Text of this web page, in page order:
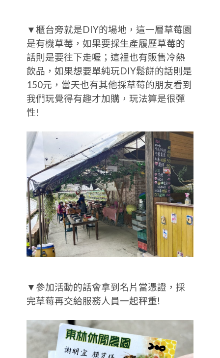
▼櫃台旁就是DIY的場地，這一層草莓園
是有機草莓，如果要採生產履歷草莓的
話則是要往下走喔；這裡也有販售冷熱
飲品，如果想要單純玩DIY鬆餅的話則是
150元，當天也有其他採草莓的朋友看到
我們玩覺得有趣才加購，玩法算是很彈
性!
▼參加活動的話會拿到名片當憑證，採
完草莓再交給服務人員一起秤重!